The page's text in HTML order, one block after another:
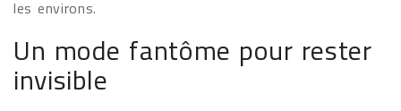
les environs.
Un mode fantôme pour rester
invisible